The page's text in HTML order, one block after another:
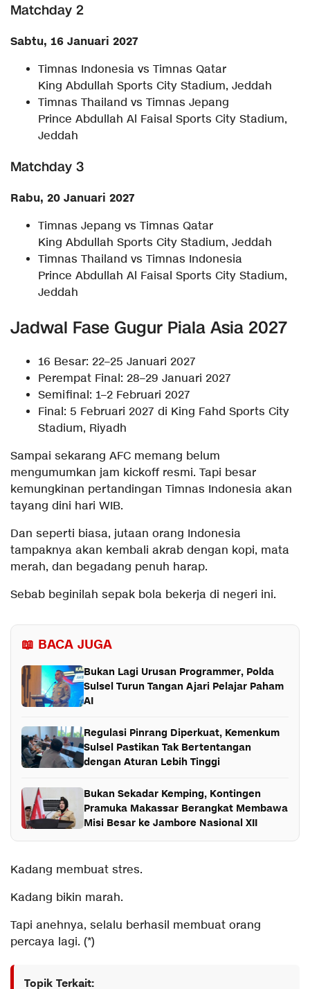
Matchday 2
Sabtu, 16 Januari 2027
Timnas Indonesia vs Timnas Qatar
King Abdullah Sports City Stadium, Jeddah
Timnas Thailand vs Timnas Jepang
Prince Abdullah Al Faisal Sports City Stadium,
Jeddah
Matchday 3
Rabu, 20 Januari 2027
Timnas Jepang vs Timnas Qatar
King Abdullah Sports City Stadium, Jeddah
Timnas Thailand vs Timnas Indonesia
Prince Abdullah Al Faisal Sports City Stadium,
Jeddah
Jadwal Fase Gugur Piala Asia 2027
16 Besar: 22–25 Januari 2027
Perempat Final: 28–29 Januari 2027
Semifinal: 1–2 Februari 2027
Final: 5 Februari 2027 di King Fahd Sports City
Stadium, Riyadh
Sampai sekarang AFC memang belum
mengumumkan jam kickoff resmi. Tapi besar
kemungkinan pertandingan Timnas Indonesia akan
tayang dini hari WIB.
Dan seperti biasa, jutaan orang Indonesia
tampaknya akan kembali akrab dengan kopi, mata
merah, dan begadang penuh harap.
Sebab beginilah sepak bola bekerja di negeri ini.
📖 BACA JUGA
Bukan Lagi Urusan Programmer, Polda
Sulsel Turun Tangan Ajari Pelajar Paham
AI
Regulasi Pinrang Diperkuat, Kemenkum
Sulsel Pastikan Tak Bertentangan
dengan Aturan Lebih Tinggi
Bukan Sekadar Kemping, Kontingen
Pramuka Makassar Berangkat Membawa
Misi Besar ke Jambore Nasional XII
Kadang membuat stres.
Kadang bikin marah.
Tapi anehnya, selalu berhasil membuat orang
percaya lagi. (*)
Topik Terkait: